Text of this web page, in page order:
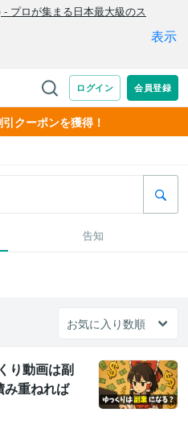
クーポンを獲得！
告知
り動画は副
み重ねれば
両立して楽